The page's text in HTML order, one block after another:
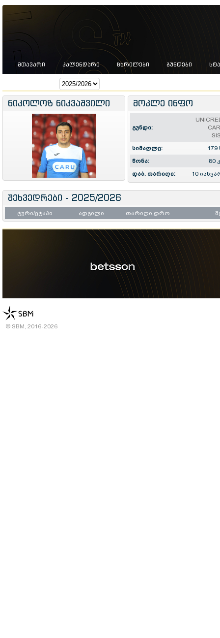
ᲛᲗᲐᲕᲐᲠᲘ ᲙᲐᲚᲔᲜᲓᲐᲠᲘ ᲪᲮᲠᲘᲚᲔᲑᲘ ᲒᲣᲜᲓᲔᲑᲘ
ნიკოლოზ ნიკვაშვილი მოკლე ინფო
გუნდი:
სიმაღლე:
179
წონა:
80
დაბ. თარიღი:
10
შეხვედრები - 2025/2026
ტური/ეტაპი ადგილი თარიღი,დრო
© SBM, 2016-2026